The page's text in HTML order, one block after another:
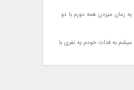
یه زمان میزدن همه دورم با دو
میشم به فدات خودم یه نفری با